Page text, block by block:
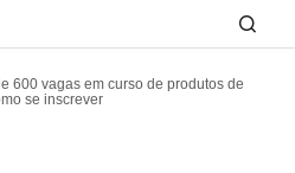
600 vagas em curso de produtos de
se inscrever